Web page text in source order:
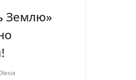
Землю»